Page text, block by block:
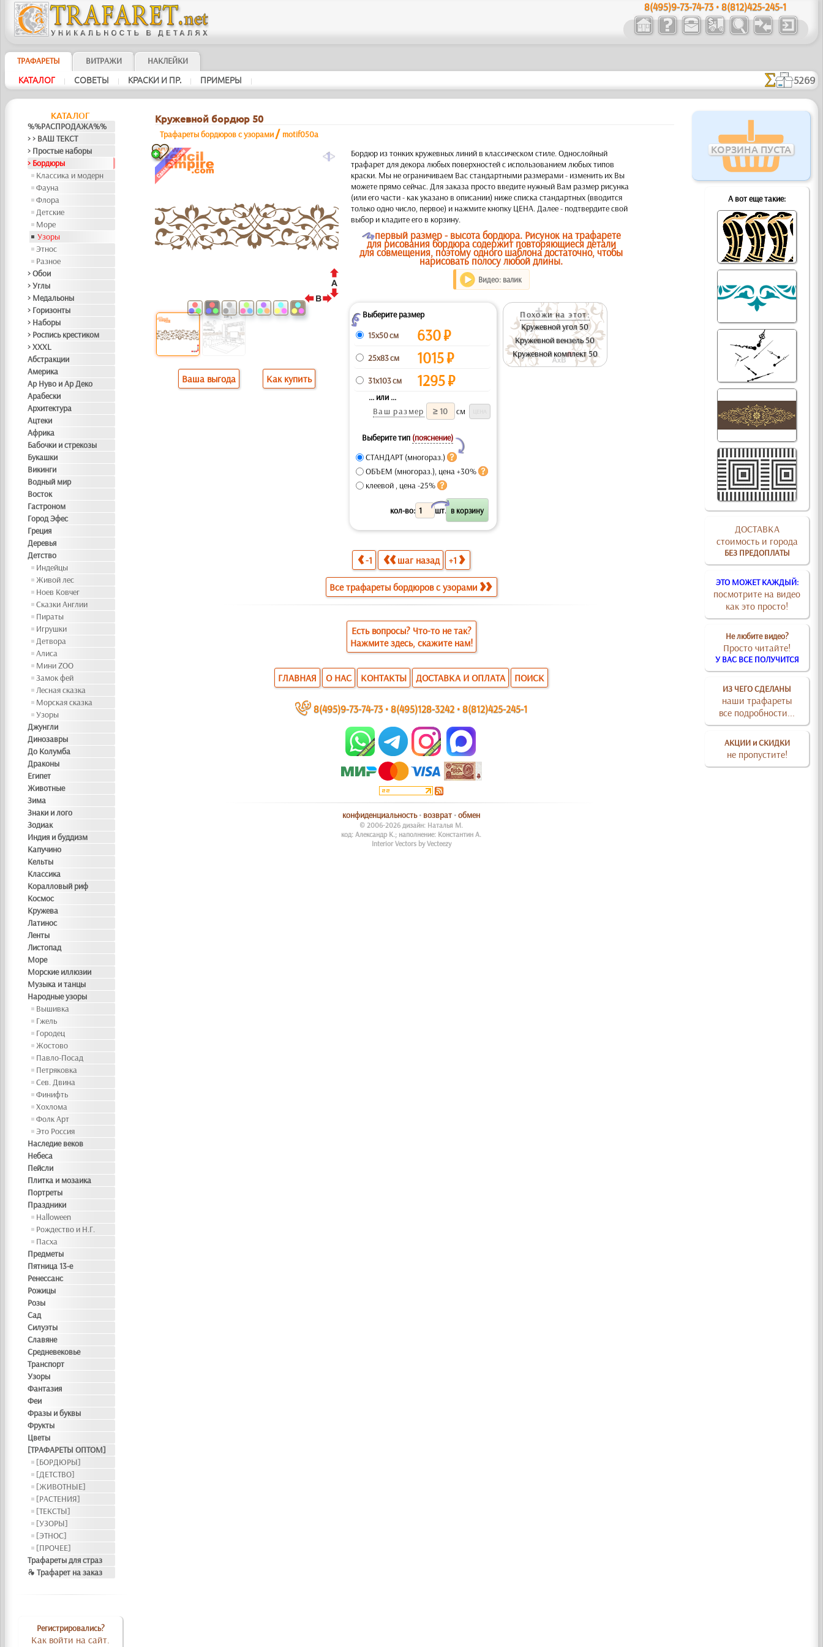
8(495)9-73-74-73 • 8(812)425-245-1
ТРАФАРЕТЫ ВИТРАЖИ НАКЛЕЙКИ
КАТАЛОГ | СОВЕТЫ | КРАСКИ И ПР. | ПРИМЕРЫ | 5269
КАТАЛОГ
%%РАСПРОДАЖА%%
> > ВАШ ТЕКСТ
> Простые наборы
> Бордюры
Классика и модерн
Фауна
Флора
Детские
Море
Узоры
Этнос
Разное
> Обои
> Углы
> Медальоны
> Горизонты
> Наборы
> Роспись крестиком
> XXXL
Абстракции
Америка
Ар Нуво и Ар Деко
Арабески
Архитектура
Ацтеки
Африка
Бабочки и стрекозы
Букашки
Викинги
Водный мир
Восток
Гастроном
Город Эфес
Греция
Деревья
Детство
Индейцы
Живой лес
Ноев Ковчег
Сказки Англии
Пираты
Игрушки
Детвора
Алиса
Мини ZOO
Замок фей
Лесная сказка
Морская сказка
Узоры
Джунгли
Динозавры
До Колумба
Драконы
Египет
Животные
Зима
Знаки и лого
Зодиак
Индия и буддизм
Капучино
Кельты
Классика
Коралловый риф
Космос
Кружева
Латинос
Ленты
Листопад
Море
Морские иллюзии
Музыка и танцы
Народные узоры
Вышивка
Гжель
Городец
Жостово
Павло-Посад
Петряковка
Сев. Двина
Финифть
Хохлома
Фолк Арт
Это Россия
Наследие веков
Небеса
Пейсли
Плитка и мозаика
Портреты
Праздники
Halloween
Рождество и Н.Г.
Пасха
Предметы
Пятница 13-е
Ренессанс
Рожицы
Розы
Сад
Силуэты
Славяне
Средневековье
Транспорт
Узоры
Фантазия
Феи
Фразы и буквы
Фрукты
Цветы
[ТРАФАРЕТЫ ОПТОМ]
[БОРДЮРЫ]
[ДЕТСТВО]
[ЖИВОТНЫЕ]
[РАСТЕНИЯ]
[ТЕКСТЫ]
[УЗОРЫ]
[ЭТНОС]
[ПРОЧЕЕ]
Трафареты для страз
❧ Трафарет на заказ
Регистрировались?
Как войти на сайт.
КОРЗИНА ПУСТА
А вот еще такие:
ДОСТАВКА
стоимость и города
БЕЗ ПРЕДОПЛАТЫ
ЭТО МОЖЕТ КАЖДЫЙ:
посмотрите на видео
как это просто!
Не любите видео?
Просто читайте!
У ВАС ВСЕ ПОЛУЧИТСЯ
ИЗ ЧЕГО СДЕЛАНЫ
наши трафареты
все подробности...
АКЦИИ и СКИДКИ
не пропустите!
Кружевной бордюр 50
Трафареты бордюров с узорами / motif050a
a
Ваша выгода Как купить
Бордюр из тонких кружевных линий в классическом стиле. Однослойный
трафарет для декора любых поверхностей с использованием любых типов
краски. Мы не ограничиваем Вас стандартными размерами - изменить их Вы
можете прямо сейчас. Для заказа просто введите нужный Вам размер рисунка
(или его части - как указано в описании) ниже списка стандартных (вводится
только одно число, первое) и нажмите кнопку ЦЕНА. Далее - подтвердите свой
выбор и кладите его в корзину.
Oпервый размер - высота бордюра. Рисунок на трафарете
для рисования бордюра содержит повторяющиеся детали
для совмещения, поэтому одного шаблона достаточно, чтобы
нарисовать полосу любой длины.
Видео: валик
ZВыберите размер
15x50 см
630₽
25x83 см 1015₽
31x103 см 1295₽
... или ...
Ваш размер
см
Выберите тип (пояснение)
Y
СТАНДАРТ (многораз.)
ОБЪЕМ (многораз.), цена +30%
клеевой , цена -25%
кол-во: шт.
X
Похожи на этот:
Кружевной угол 50
Кружевной вензель 50
Кружевной комплект 50
-1 шаг назад +1
Все трафареты бордюров с узорами
Есть вопросы? Что-то не так?
Нажмите здесь, скажите нам!
ГЛАВНАЯ О НАС КОНТАКТЫ ДОСТАВКА И ОПЛАТА ПОИСК
~ 8(495)9-73-74-73 •8(495)128-3242 •8(812)425-245-1
конфиденциальность• возврат •обмен
© 2006-2026 дизайн: Наталья М.
код: Александр К.; наполнение: Константин А.
Interior Vectors by Vecteezy